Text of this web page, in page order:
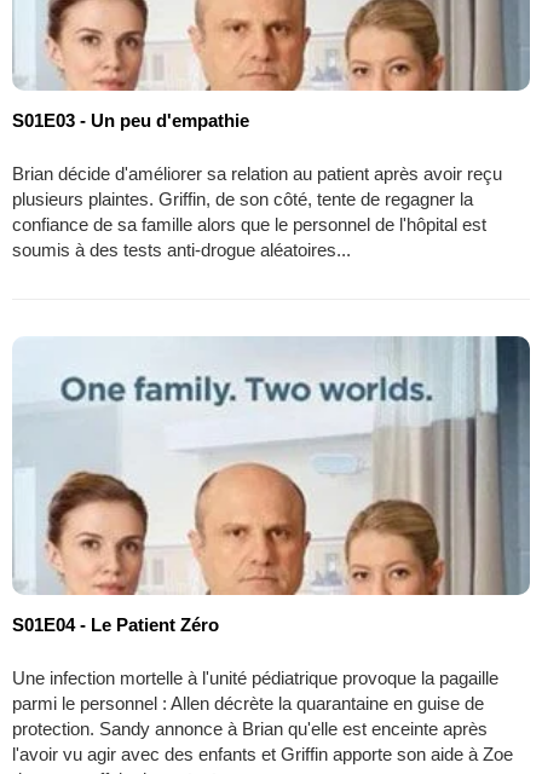
S01E03 - Un peu d'empathie
Brian décide d'améliorer sa relation au patient après avoir reçu
plusieurs plaintes. Griffin, de son côté, tente de regagner la
confiance de sa famille alors que le personnel de l'hôpital est
soumis à des tests anti-drogue aléatoires...
S01E04 - Le Patient Zéro
Une infection mortelle à l'unité pédiatrique provoque la pagaille
parmi le personnel : Allen décrète la quarantaine en guise de
protection. Sandy annonce à Brian qu'elle est enceinte après
l'avoir vu agir avec des enfants et Griffin apporte son aide à Zoe